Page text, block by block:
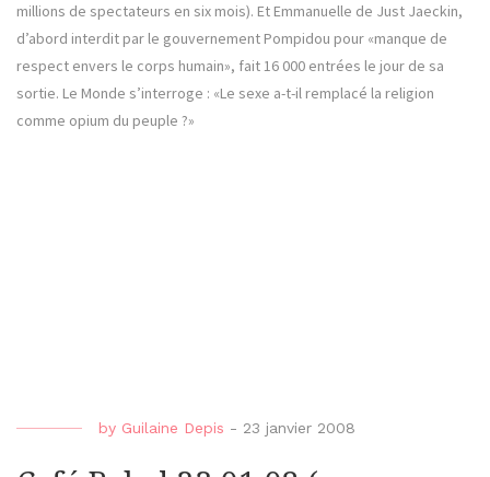
millions de spectateurs en six mois). Et Emmanuelle de Just Jaeckin,
d’abord interdit par le gouvernement Pompidou pour «manque de
respect envers le corps humain», fait 16 000 entrées le jour de sa
sortie. Le Monde s’interroge : «Le sexe a-t-il remplacé la religion
comme opium du peuple ?»
by Guilaine Depis - 23 janvier 2008